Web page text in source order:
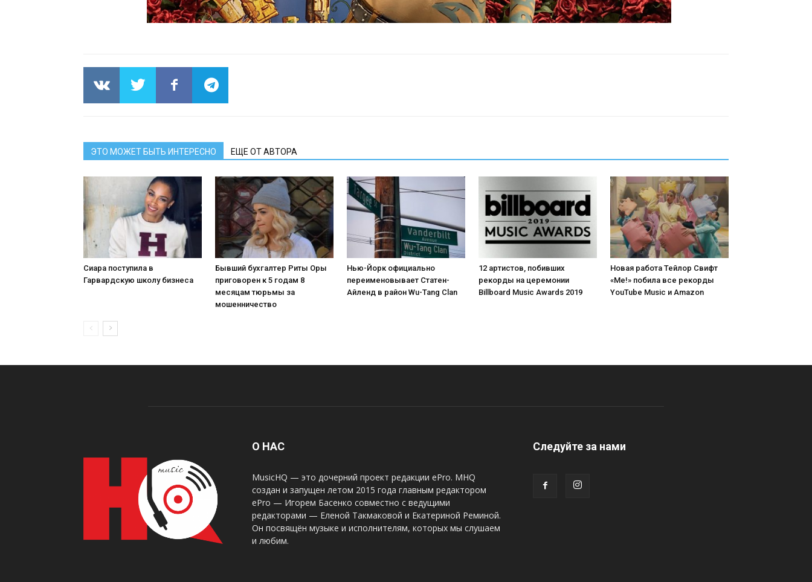
ЭТО МОЖЕТ БЫТЬ ИНТЕРЕСНО ЕЩЕ ОТ АВТОРА
Сиара поступила в
Гарвардскую школу бизнеса
Бывший бухгалтер Риты Оры
приговорен к 5 годам 8
месяцам тюрьмы за
мошенничество
Нью-Йорк официально
переименовывает Статен-
Айленд в район Wu-Tang Clan
12 артистов, побивших
рекорды на церемонии
Billboard Music Awards 2019
Новая работа Тейлор Свифт
«Me!» побила все рекорды
YouTube Music и Amazon
О НАС
MusicHQ — это дочерний проект редакции ePro. MHQ
создан и запущен летом 2015 года главным редактором
ePro — Игорем Басенко совместно с ведущими
редакторами — Еленой Такмаковой и Екатериной Реминой.
Он посвящён музыке и исполнителям, которых мы слушаем
и любим.
Следуйте за нами